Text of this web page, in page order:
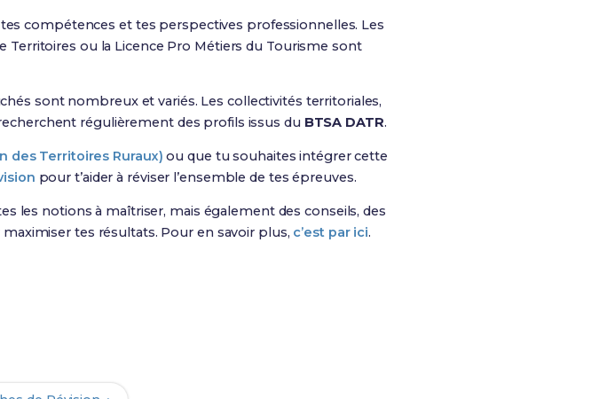
compétences et tes perspectives professionnelles. Les
ou la Licence Pro Métiers du Tourisme sont
sont nombreux et variés. Les collectivités territoriales,
régulièrement des profils issus du BTSA DATR.
des Territoires Ruraux) ou que tu souhaites intégrer cette
pour t’aider à réviser l’ensemble de tes épreuves.
les notions à maîtriser, mais également des conseils, des
tes résultats. Pour en savoir plus, c’est par ici.